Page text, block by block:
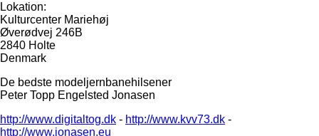
Lokation:
Kulturcenter Mariehøj
Øverødvej 246B
2840 Holte
Denmark
De bedste modeljernbanehilsener
Peter Topp Engelsted Jonasen
http://www.digitaltog.dk - http://www.kvv73.dk -
http://www.jonasen.eu